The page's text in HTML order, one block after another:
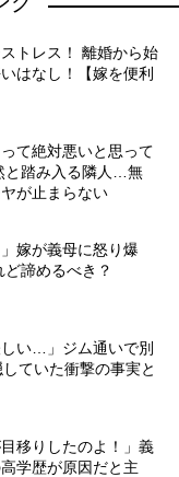
トレス！ 離婚から始
はなし！【嫁を便利
て絶対悪いと思って
と踏み入る隣人…無
が止まらない
嫁が義母に怒り爆
諦めるべき？
しい…」ジム通いで別
ていた衝撃の事実と
移りしたのよ！」義
学歴が原因だと主